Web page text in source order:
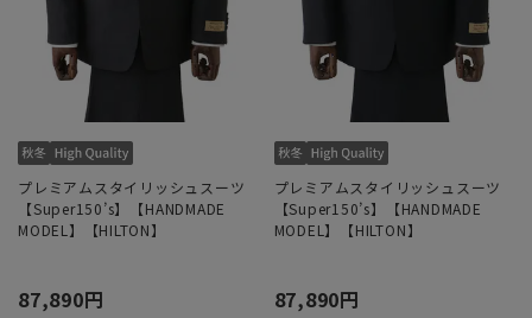
プレミアムスタイリッシュスーツ
【Super150’s】【HANDMADE
MODEL】【HILTON】
87,890円
プレミアムスタイリッシュスーツ
【Super150’s】【HANDMADE
MODEL】【HILTON】
87,890円